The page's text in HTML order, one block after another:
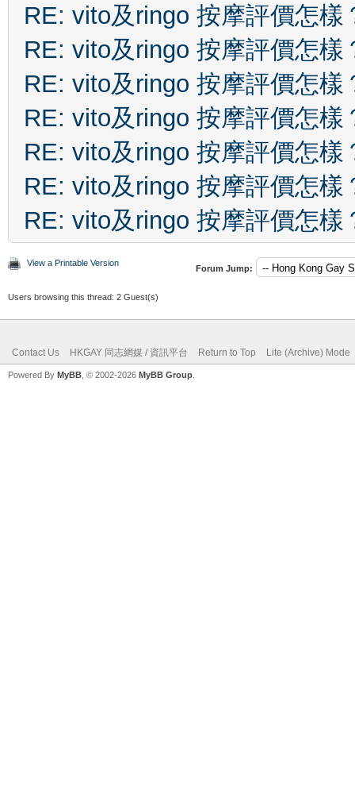
RE: vito及ringo 按摩評價怎樣
RE: vito及ringo 按摩評價怎樣
RE: vito及ringo 按摩評價怎樣
RE: vito及ringo 按摩評價怎樣
RE: vito及ringo 按摩評價怎樣
RE: vito及ringo 按摩評價怎樣
RE: vito及ringo 按摩評價怎樣
View a Printable Version
Forum Jump:
Users browsing this thread: 2 Guest(s)
Contact Us HKGAY 同志網媒 / 資訊平台 Return to Top Lite (Archive) Mode
Powered By MyBB , © 2002-2026 MyBB Group